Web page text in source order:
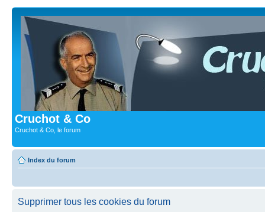
Cruchot & Co
Cruchot & Co, le forum
Index du forum
Supprimer tous les cookies du forum